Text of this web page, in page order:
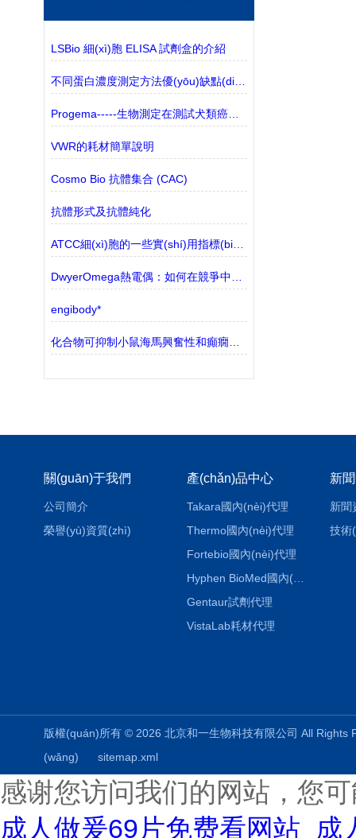
LSBio 細(xì)胞 ELISA 試劑盒的介紹
不同蛋白濃度測定方法優(yōu)缺點(diǎn)
Progema-----生物測定在測試犬類癌癥新療法中的作用
VWR的耗材簡單說明
Cosmo Bio 抗體集合 (CAC)
抗體形式及抗體純化
ATCC細(xì)胞的一些實(shí)用指標(biāo)參數(shù)講解
engibody*
化合物可抑制小鼠海馬興奮性和癲癇發(fā)作傾向
關(guān)于我們
公司簡介
榮譽(yù)資質(zhì)
產(chǎn)品中心
Takara國內(nèi)代理
Thermo國內(nèi)代理
Fortebio國內(nèi)代理
Hyphen BioMed國內(nèi)代理
Gentaur試劑代理
VistaLab耗材代理
新
新聞
技術
版權(quán)所有 © 2026 北京和一生物科技有限公司 All
(wǎng)
sitemap.xml
感谢您访问我们的网站，您
成人做爰69片免费看网站_